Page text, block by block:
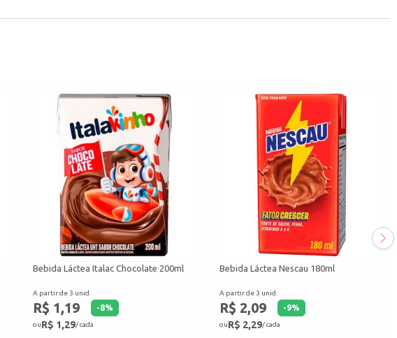
Bebida Láctea Italac Chocolate 200ml
A partir de 3 unid.
R$ 1,19 -8%
ouR$ 1,29/ cada
Bebida Láctea Nescau 180ml
A partir de 3 unid.
R$ 2,09 -9%
ouR$ 2,29/ cada